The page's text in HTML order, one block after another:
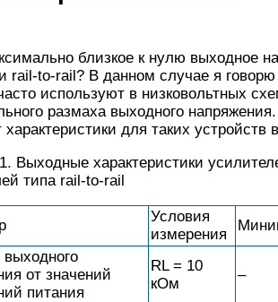
близкое к нулю выходное
rail-to-rail? В данном случае я
используют в низковольтных
размаха выходного
характеристики для таких
Выходные характеристики
типа rail-to-rail
Условия
измерения
от значений
питания
RL = 10
кОм
–